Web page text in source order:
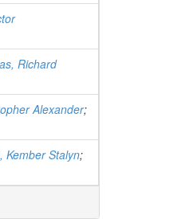
Richard
Alexander;
Kember Stalyn;